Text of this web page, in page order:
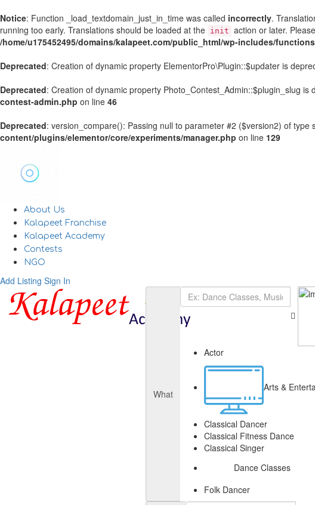
Notice: Function _load_textdomain_just_in_time was called incorrectly.
running too early. Translations should be loaded at the init action or later.
/home/u175452495/domains/kalapeet.com/public_html/wp-includes/
Deprecated: Creation of dynamic property ElementorPro\Plugin::$updater is
Deprecated: Creation of dynamic property Photo_Contest_Admin::$plugin_slug is
contest-admin.php on line 46
Deprecated: version_compare(): Passing null to parameter #2 ($version2) of type
content/plugins/elementor/core/experiments/manager.php on line 129
About Us
Kalapeet Franchise
Kalapeet Academy
Contests
NGO
Add Listing Sign In
What
Actor
Arts &
Classical Dancer
Classical Fitness Dance
Classical Singer
Dance Classes
Folk Dancer